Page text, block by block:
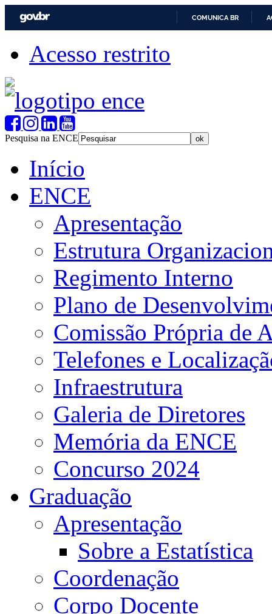
COMUNICA BR
Acesso restrito
Pesquisa na ENCE
Início
ENCE
Apresentação
Estrutura
Regimento Interno
Plano de
Comissão Própria de
Telefones e
Infraestrutura
Galeria de Diretores
Memória da ENCE
Concurso 2024
Graduação
Apresentação
Sobre a Estatística
Coordenação
Corpo Docente